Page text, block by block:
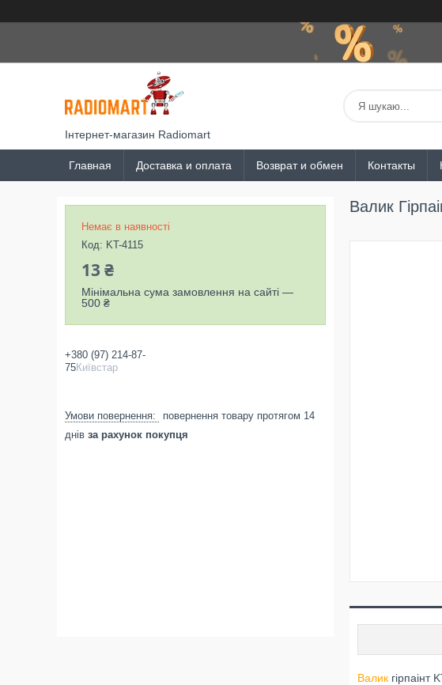
Інтернет-магазин Radiomart
Главная Доставка и оплата Возврат и обмен Контакты
Валик
Валик гірпаінт
Немає в наявності
Код: KT-4115
13 ₴
Мінімальна сума замовлення на сайті —
500 ₴
+380 (97) 214-87-
75Київстар
повернення товару протягом 14
днів за рахунок покупця